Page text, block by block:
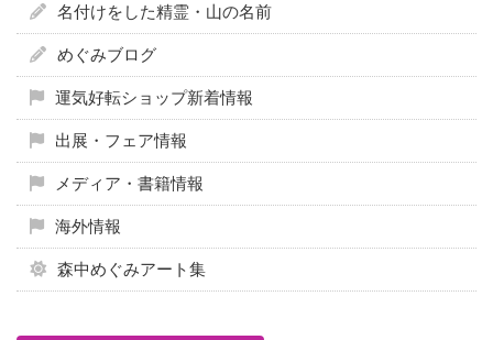
名付けをした精霊・山の名前
めぐみブログ
運気好転ショップ新着情報
出展・フェア情報
メディア・書籍情報
海外情報
森中めぐみアート集